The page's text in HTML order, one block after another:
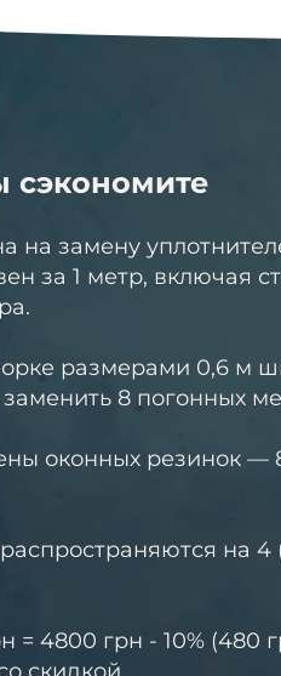
сэкономите
на замену
за 1 метр, включая
размерами 0,6 м
8 погонных
оконных резинок —
на 4
= 4800 грн - 10% (480